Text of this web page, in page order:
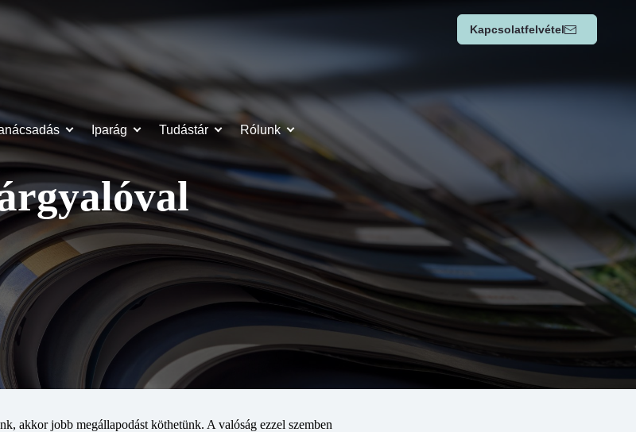
Kapcsolatfelvétel
Iparág Tudástár Rólunk
akkor jobb megállapodást köthetünk. A valóság ezzel szemben